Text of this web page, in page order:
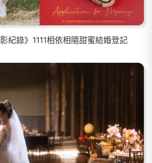
紀錄》1111相依相隨甜蜜結婚登記